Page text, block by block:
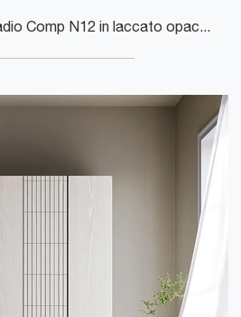
Ti presentiamo l'armadio Comp N12 in laccato opaco di Mobilgam! Un ricco catalogo di armadi a muro con ante a soffietto.